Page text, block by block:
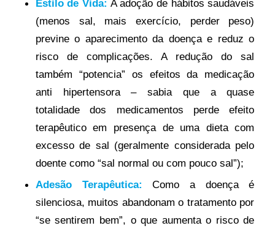
Estilo de Vida: A adoção de hábitos saudáveis
(menos sal, mais exercício, perder peso)
previne o aparecimento da doença e reduz o
risco de complicações. A redução do sal
também “potencia” os efeitos da medicação
anti hipertensora – sabia que a quase
totalidade dos medicamentos perde efeito
terapêutico em presença de uma dieta com
excesso de sal (geralmente considerada pelo
doente como “sal normal ou com pouco sal”);
Adesão Terapêutica: Como a doença é
silenciosa, muitos abandonam o tratamento por
“se sentirem bem”, o que aumenta o risco de